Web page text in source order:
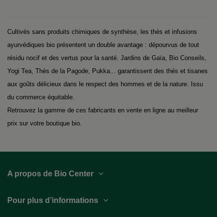
Cultivés sans produits chimiques de synthèse, les thés et infusions
ayurvédiques bio présentent un double avantage : dépourvus de tout
résidu nocif et des vertus pour la santé. Jardins de Gaïa Bio Conseils
Yogi Tea Thès de la Pagode Pukka ... garantissent des thés et tisanes
aux goûts délicieux dans le respect des hommes et de la nature. Issu
du commerce équitable.
Retrouvez la gamme de ces fabricants en vente en ligne au meilleur
prix sur votre boutique bio
A propos de Bio Center
Pour plus d’informations